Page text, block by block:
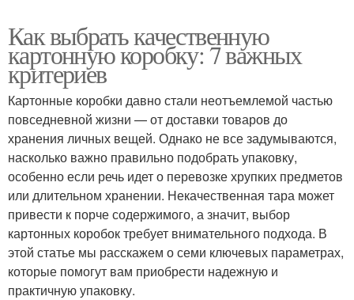
Как выбрать качественную
картонную коробку: 7 важных
критериев
Картонные коробки давно стали неотъемлемой частью
повседневной жизни — от доставки товаров до
хранения личных вещей. Однако не все задумываются,
насколько важно правильно подобрать упаковку,
особенно если речь идет о перевозке хрупких предметов
или длительном хранении. Некачественная тара может
привести к порче содержимого, а значит, выбор
картонных коробок требует внимательного подхода. В
этой статье мы расскажем о семи ключевых параметрах,
которые помогут вам приобрести надежную и
практичную упаковку.